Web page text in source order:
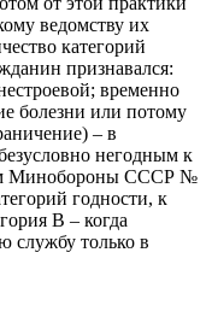
ведомству их
категорий
признавался:
временно
болезни или потому
– в
негодным к
Минобороны СССР №
годности, к
В – когда
службу только в